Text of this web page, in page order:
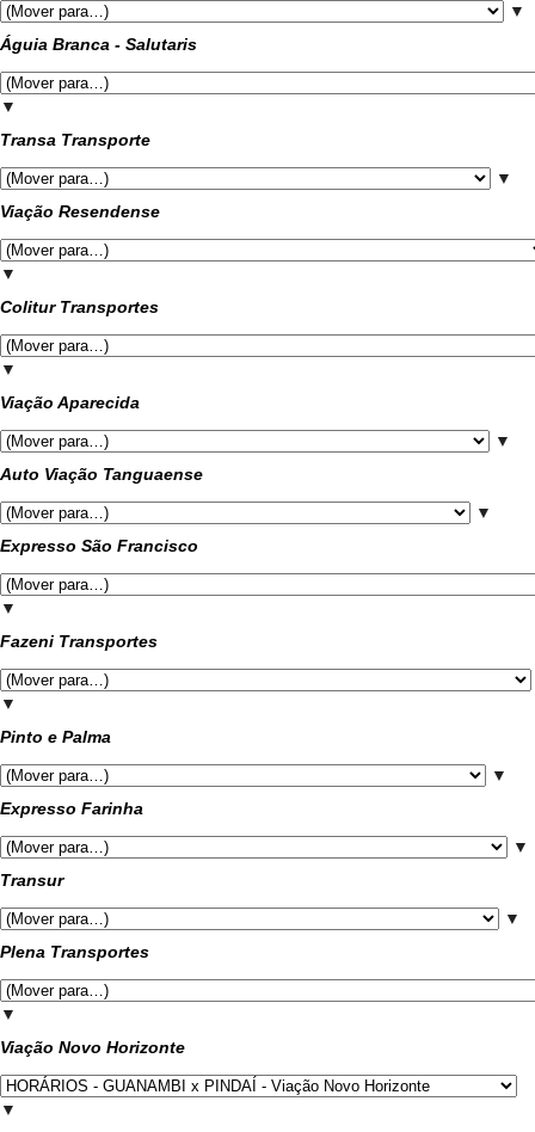
▼
Águia Branca - Salutaris
▼
Transa Transporte
▼
Viação Resendense
▼
Colitur Transportes
▼
Viação Aparecida
▼
Auto Viação Tanguaense
▼
Expresso São Francisco
▼
Fazeni Transportes
▼
Pinto e Palma
▼
Expresso Farinha
▼
Transur
▼
Plena Transportes
▼
Viação Novo Horizonte
▼